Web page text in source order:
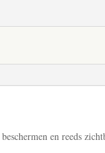
en reeds